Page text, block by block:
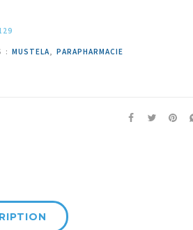
: MUSTELA, PARAPHARMACIE